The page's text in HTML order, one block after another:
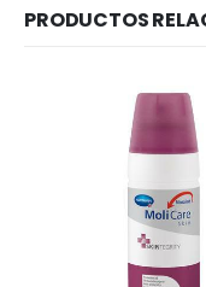
PRODUCTOS